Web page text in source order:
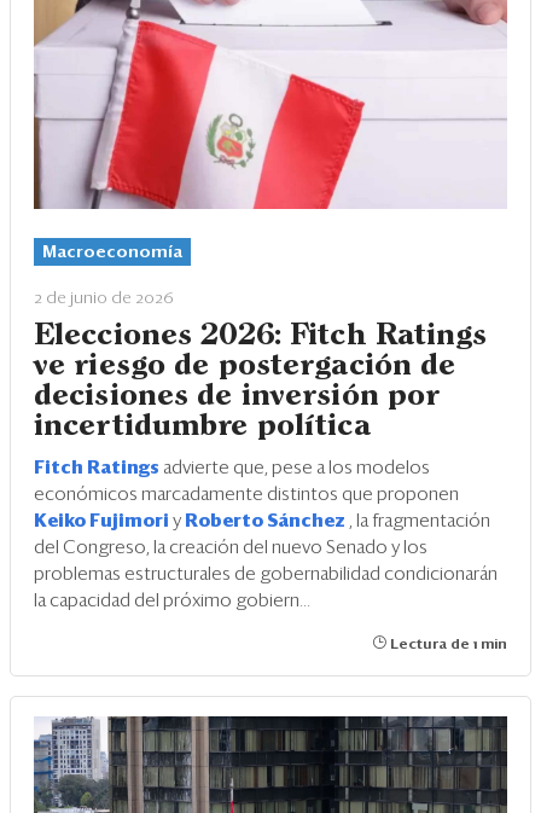
Macroeconomía
2 de junio de 2026
Elecciones 2026: Fitch Ratings
ve riesgo de postergación de
decisiones de inversión por
incertidumbre política
Fitch Ratings advierte que, pese a los modelos
económicos marcadamente distintos que proponen
Keiko Fujimori y Roberto Sánchez
, la fragmentación
del Congreso, la creación del nuevo Senado y los
problemas estructurales de gobernabilidad condicionarán
la capacidad del próximo gobiern...
Lectura de 1 min